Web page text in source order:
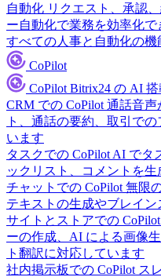
自動化 リクエスト、承認
ー自動化で業務を効率化で
すべての人事と自動化の機
CoPilot
CoPilot Bitrix24 の AI
CRM での CoPilot 通話音声
ト、通話の要約、取引で
います
タスクでの CoPilot AI でタ
ックリスト、コメントを生
チャットでの CoPilot 無限
テキストの生成やブレイ
サイトとストアでの CoPilot
ーの作成、AI による画像
ト翻訳に対応しています
社内掲示板での CoPilot ス